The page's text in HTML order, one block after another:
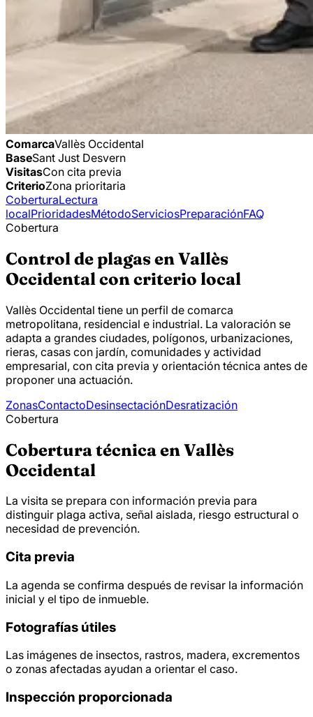
ComarcaVallès Occidental
BaseSant Just Desvern
VisitasCon cita previa
CriterioZona prioritaria
CoberturaLectura
localPrioridadesMétodoServiciosPreparaciónFAQ
Cobertura
Control de plagas en Vallès
Occidental con criterio local
Vallès Occidental tiene un perfil de comarca
metropolitana, residencial e industrial. La valoración se
adapta a grandes ciudades, polígonos, urbanizaciones,
rieras, casas con jardín, comunidades y actividad
empresarial, con cita previa y orientación técnica antes de
proponer una actuación.
ZonasContactoDesinsectaciónDesratización
Cobertura
Cobertura técnica en Vallès
Occidental
La visita se prepara con información previa para
distinguir plaga activa, señal aislada, riesgo estructural o
necesidad de prevención.
Cita previa
La agenda se confirma después de revisar la información
inicial y el tipo de inmueble.
Fotografías útiles
Las imágenes de insectos, rastros, madera, excrementos
o zonas afectadas ayudan a orientar el caso.
Inspección proporcionada